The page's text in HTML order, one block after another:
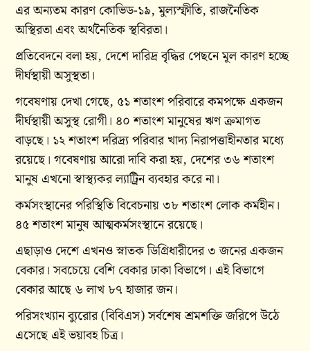
এর অন্যতম কারণ কোভিড-১৯, মুল্যস্ফীতি, রাজনৈতিক
অস্থিরতা এবং অর্থনৈতিক স্থবিরতা।
প্রতিবেদনে বলা হয়, দেশে দারিদ্র বৃদ্ধির পেছনে মূল কারণ হচ্ছে
দীর্ঘস্থায়ী অসুস্থতা।
গবেষণায় দেখা গেছে, ৫১ শতাংশ পরিবারে কমপক্ষে একজন
দীর্ঘস্থায়ী অসুস্থ রোগী। ৪০ শতাংশ মানুষের ঋণ ক্রমাগত
বাড়ছে। ১২ শতাংশ দরিদ্র্য পরিবার খাদ্য নিরাপত্তাহীনতার মধ্যে
রয়েছে। গবেষণায় আরো দাবি করা হয়, দেশের ৩৬ শতাংশ
মানুষ এখনো স্বাস্থ্যকর ল্যাট্রিন ব্যবহার করে না।
কর্মসংস্থানের পরিস্থিতি বিবেচনায় ৩৮ শতাংশ লোক কর্মহীন।
৪৫ শতাংশ মানুষ আত্মকর্মসংস্থানে রয়েছে।
এছাড়াও দেশে এখনও স্নাতক ডিগ্রিধারীদের ৩ জনের একজন
বেকার। সবচেয়ে বেশি বেকার ঢাকা বিভাগে। এই বিভাগে
বেকার আছে ৬ লাখ ৮৭ হাজার জন।
পরিসংখ্যান ব্যুরোর (বিবিএস) সর্বশেষ শ্রমশক্তি জরিপে উঠে
এসেছে এই ভয়াবহ চিত্র।